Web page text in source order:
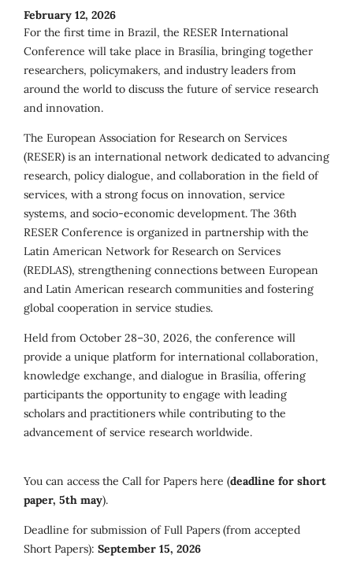
February 12, 2026
For the first time in Brazil, the RESER International
Conference will take place in Brasília, bringing together
researchers, policymakers, and industry leaders from
around the world to discuss the future of service research
and innovation.
The European Association for Research on Services
(RESER) is an international network dedicated to advancing
research, policy dialogue, and collaboration in the field of
services, with a strong focus on innovation, service
systems, and socio-economic development. The 36th
RESER Conference is organized in partnership with the
Latin American Network for Research on Services
(REDLAS), strengthening connections between European
and Latin American research communities and fostering
global cooperation in service studies.
Held from October 28–30, 2026, the conference will
provide a unique platform for international collaboration,
knowledge exchange, and dialogue in Brasília, offering
participants the opportunity to engage with leading
scholars and practitioners while contributing to the
advancement of service research worldwide.
You can access the Call for Papers here (deadline for short
paper, 5th may).
Deadline for submission of Full Papers (from accepted
Short Papers): September 15, 2026